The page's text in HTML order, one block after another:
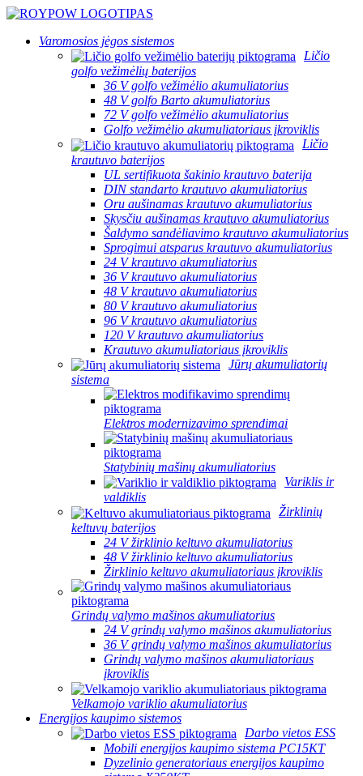
Varomosios jėgos sistemos
Ličio
golfo vežimėlių baterijos
36 V golfo vežimėlio akumuliatorius
48 V golfo Barto akumuliatorius
72 V golfo vežimėlio akumuliatorius
Golfo vežimėlio akumuliatoriaus įkroviklis
Ličio
krautuvo baterijos
UL sertifikuota šakinio krautuvo baterija
DIN standarto krautuvo akumuliatorius
Oru aušinamas krautuvo akumuliatorius
Skysčiu aušinamas krautuvo akumuliatorius
Šaldymo sandėliavimo krautuvo akumuliatorius
Sprogimui atsparus krautuvo akumuliatorius
24 V krautuvo akumuliatorius
36 V krautuvo akumuliatorius
48 V krautuvo akumuliatorius
80 V krautuvo akumuliatorius
96 V krautuvo akumuliatorius
120 V krautuvo akumuliatorius
Krautuvo akumuliatoriaus įkroviklis
Jūrų akumuliatorių
sistema
Elektros modernizavimo sprendimai
Statybinių mašinų akumuliatorius
Variklis ir
valdiklis
Žirklinių
keltuvų baterijos
24 V žirklinio keltuvo akumuliatorius
48 V žirklinio keltuvo akumuliatorius
Žirklinio keltuvo akumuliatoriaus įkroviklis
Grindų valymo mašinos akumuliatorius
24 V grindų valymo mašinos akumuliatorius
36 V grindų valymo mašinos akumuliatorius
Grindų valymo mašinos akumuliatoriaus
įkroviklis
Velkamojo variklio akumuliatorius
Energijos kaupimo sistemos
Darbo vietos ESS
Mobili energijos kaupimo sistema PC15KT
Dyzelinio generatoriaus energijos kaupimo